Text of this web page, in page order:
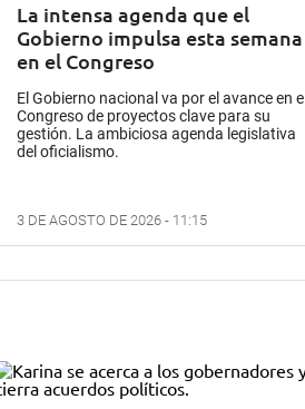
La intensa agenda que el
Gobierno impulsa esta semana
en el Congreso
El Gobierno nacional va por el avance en el
Congreso de proyectos clave para su
gestión. La ambiciosa agenda legislativa
del oficialismo.
3 DE AGOSTO DE 2026 - 11:15